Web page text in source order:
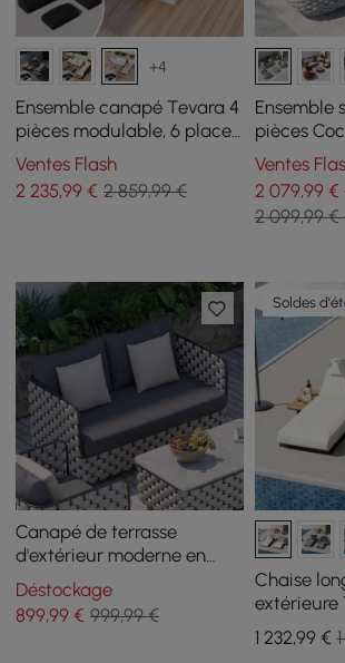
+4
Ensemble canapé Tevara 4
pièces modulable, 6 places,
Blanc, avec housse noire
Ventes Flash
2 235,99 € 2 859,99 €
Ensemble
pièces
corde
fauteuils
Ventes
2 079,99
2 099,99 €
Canapé de terrasse
d'extérieur moderne en
aluminium et corde Martic
de 1350 mm de large avec
coussins
Déstockage
899,99 € 999,99 €
Soldes
Chaise
extérieure
teck et
lot de 2
1 232,99€